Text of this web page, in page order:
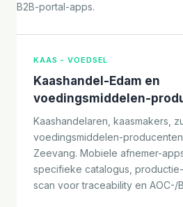
B2B-portal-apps.
KAAS - VOEDSEL
Kaashandel-Edam en
voedingsmiddelen-
Kaashandelaren, kaasmakers,
voedingsmiddelen-
Zeevang. Mobiele afnemer-
specifieke catalogus,
scan voor traceability en AOC-/